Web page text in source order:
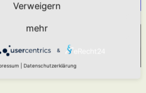
Service zu, um dieses Video
Consent Management Platform
Verweigern
mehr
&
Datenschutzerklärung